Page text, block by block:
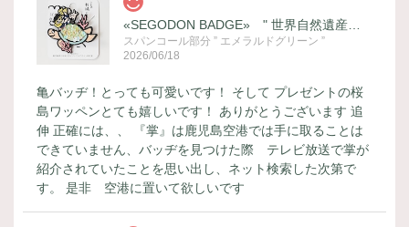
スパンコール部分 ” エメラルドグリーン ”
2026/06/18
亀バッヂ！とっても可愛いです！ そして プレゼントの桜
島ワッペンとても嬉しいです！ ありがとうございます 追
伸 正確には、、 『掌』は鹿児島空港では手に取ることは
できていません、バッヂを見つけた際 テレビ放送で掌が
紹介されていたことを思い出し、ネット検索した次第で
す。 是非 空港に置いて欲しいです